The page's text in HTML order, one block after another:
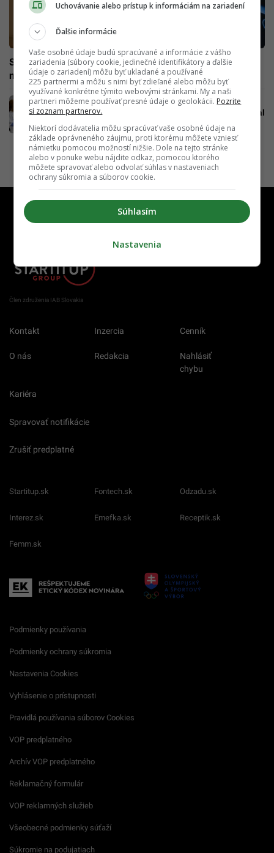
Strašiakom 21. storočia je modré svetlo. Drahé okuliare
nepotrebuješ, použi pravidlo 20-20-20
Neurológ pre Startitup objasnil „molekulu
motivácie a túžby“. Obľúbený týždenný digital
detox nestačí
Člen združenia IAB Slovakia
Kontakt Inzercia Cenník
O nás Redakcia
Nahlásiť
chybu
Kariéra
Spravovať notifikácie
Zrušiť predplatné
Startitup.sk Fontech.sk Odzadu.sk
Interez.sk Emefka.sk Receptik.sk
Femm.sk
Podmienky používania
Podmienky ochrany súkromia
Nastavenia Cookies
Vyhlásenie o prístupnosti
Pravidlá používania súborov Cookies
VOP predplatného
Archív VOP predplatného
Reklamačný formulár
VOP reklamných služieb
Všeobecné podmienky súťaží
Súkromie na podujatiach
Uchovávanie alebo prístup k informáciám na zariadení
Ďalšie informácie
Vaše osobné údaje budú spracúvané a informácie z vášho
zariadenia (súbory cookie, jedinečné identifikátory a ďalšie
údaje o zariadení) môžu byť ukladané a používané
225 partnermi a môžu s nimi byť zdieľané alebo môžu byť
využívané konkrétne týmito webovými stránkami. My a naši
partneri môžeme používať presné údaje o geolokácii. Pozrite
si zoznam partnerov.
Niektorí dodávatelia môžu spracúvať vaše osobné údaje na
základe oprávneného záujmu, proti ktorému môžete vzniesť
námietku pomocou možností nižšie. Dole na tejto stránke
alebo v ponuke webu nájdite odkaz, pomocou ktorého
môžete spravovať alebo odvolať súhlas v nastaveniach
ochrany súkromia a súborov cookie.
Súhlasím
Nastavenia